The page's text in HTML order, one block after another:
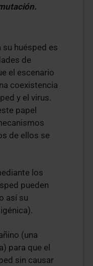
huésped es
de
el escenario
coexistencia
y el virus.
papel
de ellos se
los
pueden
así su
(una
para que el
sin causar